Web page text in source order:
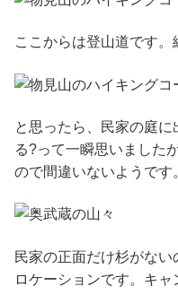
ここからは登山道です。
と思ったら、民家の庭
る?って一瞬思いました
ので間違いないようです
民家の正面だけ杉がな
ロケーションです。キャ